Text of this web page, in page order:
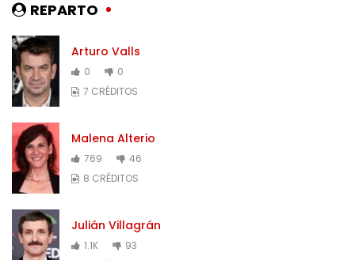
REPARTO
Arturo Valls
0
0
7 CRÉDITOS
Malena Alterio
769
46
8 CRÉDITOS
Julián Villagrán
1.1K
93